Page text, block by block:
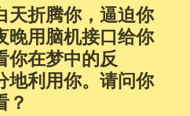
天折腾你，逼迫你
晚用脑机接口给你
你在梦中的反
利用你。请问你
？